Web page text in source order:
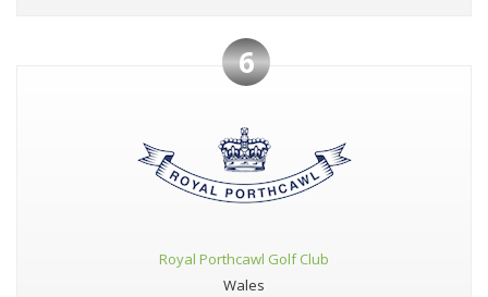
6
Royal Porthcawl Golf Club
Wales